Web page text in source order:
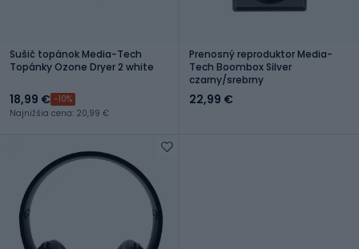
Sušič topánok Media-Tech
Topánky Ozone Dryer 2 white
18,99 € -10%
Najnižšia cena: 20,99 €
Prenosný reproduktor Media-
Tech Boombox Silver
czarny/srebrny
22,99 €